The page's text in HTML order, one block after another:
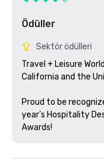
Ödüller
Sektör ödülleri
Travel + Leisure
California and the
Proud to be
year’s Hospitality
Awards!